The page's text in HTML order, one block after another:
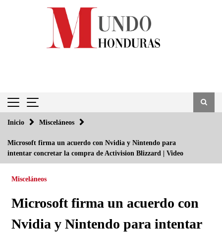
Inicio Misceláneos
Microsoft firma un acuerdo con Nvidia y Nintendo para
intentar concretar la compra de Activision Blizzard | Video
Misceláneos
Microsoft firma un acuerdo con
Nvidia y Nintendo para intentar